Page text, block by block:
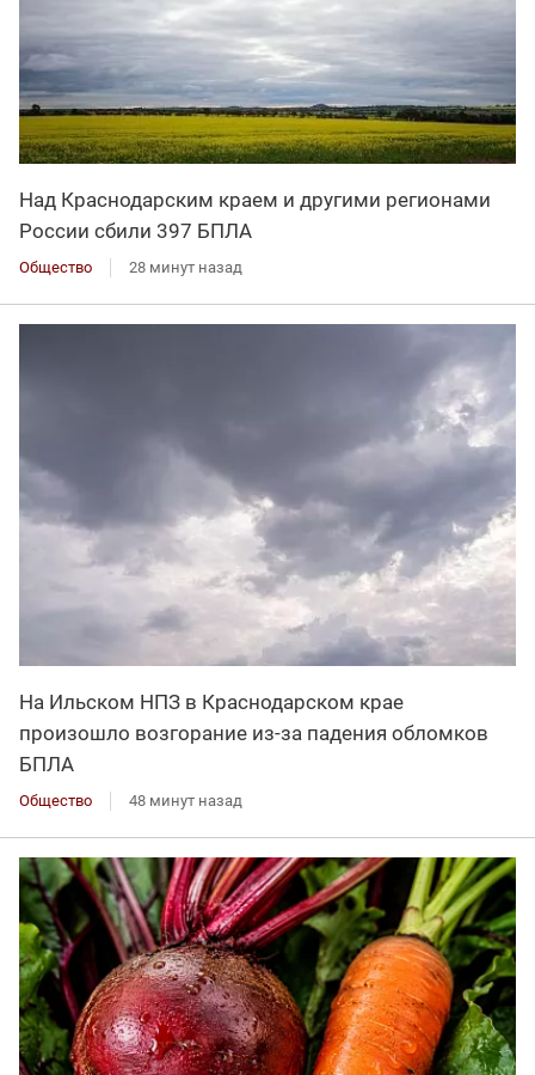
Над Краснодарским краем и другими регионами
России сбили 397 БПЛА
Общество 28 минут назад
На Ильском НПЗ в Краснодарском крае
произошло возгорание из-за падения обломков
БПЛА
Общество 48 минут назад